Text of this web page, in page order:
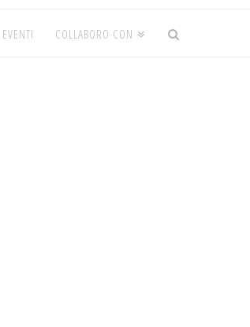
EVENTI COLLABORO CON